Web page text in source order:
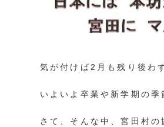
気が付けば2月も残り後わ
いよいよ卒業や新学期の季
さて、そんな中、宮田村の